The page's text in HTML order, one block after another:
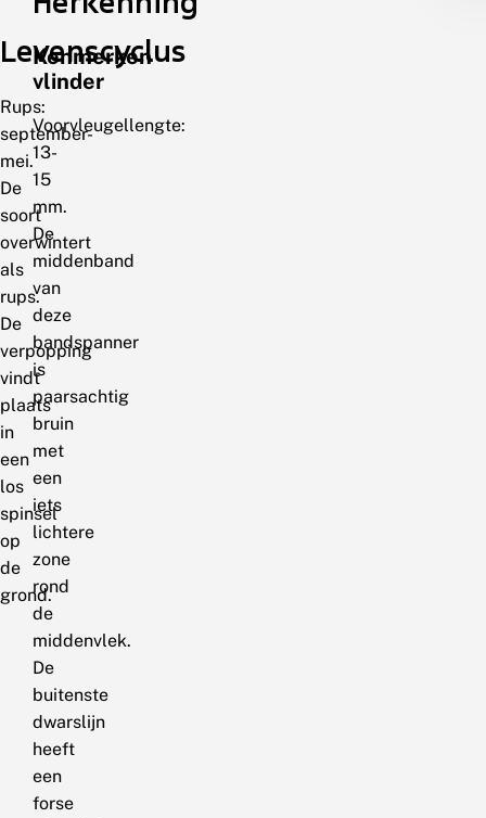
Levenscyclus
Rups:
september-
mei.
De
soort
overwintert
als
rups.
De
verpopping
vindt
plaats
in
een
los
spinsel
op
de
grond.
Kenmerken
vlinder
Voorvleugellengte:
13-
15
mm.
De
middenband
van
deze
bandspanner
is
paarsachtig
bruin
met
een
iets
lichtere
zone
rond
de
middenvlek.
De
buitenste
dwarslijn
heeft
een
forse